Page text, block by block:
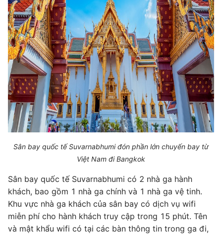
Sân bay quốc tế Suvarnabhumi đón phần lớn chuyến bay từ
Việt Nam đi Bangkok
Sân bay quốc tế Suvarnabhumi có 2 nhà ga hành
khách, bao gồm 1 nhà ga chính và 1 nhà ga vệ tinh.
Khu vực nhà ga khách của sân bay có dịch vụ wifi
miễn phí cho hành khách truy cập trong 15 phút. Tên
và mật khẩu wifi có tại các bàn thông tin trong ga đi,